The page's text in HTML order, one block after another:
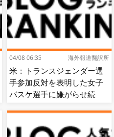
04/08 06:35 海外報道翻訳所
米：トランスジェンダー選
手参加反対を表明した女子
バスケ選手に嫌がらせ続
反応]